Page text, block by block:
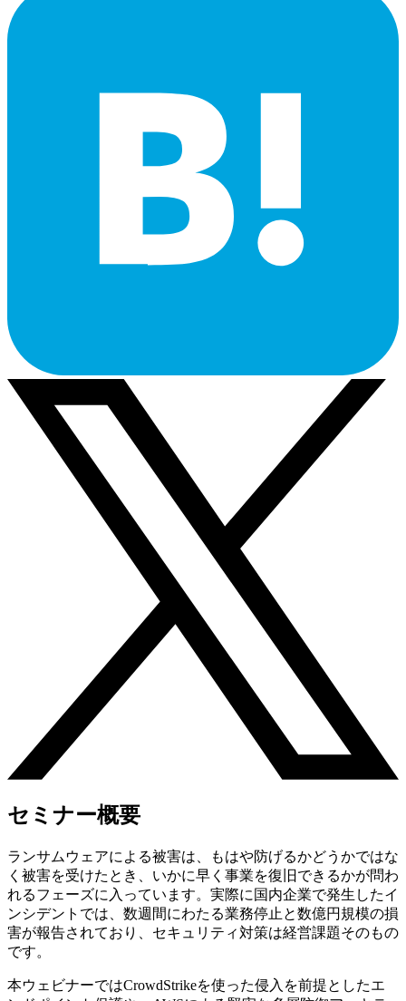
セミナー概要
ランサムウェアによる被害は、もはや防げるかどうかではな
く被害を受けたとき、いかに早く事業を復旧できるかが問わ
れるフェーズに入っています。実際に国内企業で発生したイ
ンシデントでは、数週間にわたる業務停止と数億円規模の損
害が報告されており、セキュリティ対策は経営課題そのもの
です。
本ウェビナーではCrowdStrikeを使った侵入を前提としたエ